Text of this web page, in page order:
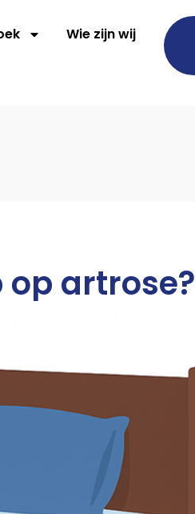
Wie zijn wij
artrose?